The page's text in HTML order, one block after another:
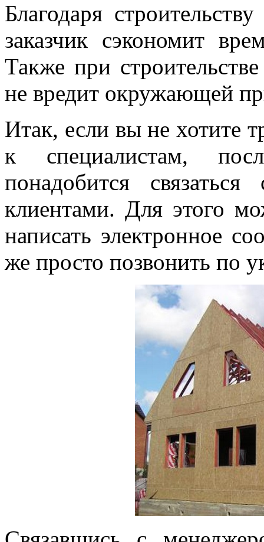
Благодаря
заказчик сэкономит
Также при
не вредит окружающей
Итак, если вы не хотите
к специалистам,
понадобится
клиентами. Для этого
написать электронное
же просто позвонить по